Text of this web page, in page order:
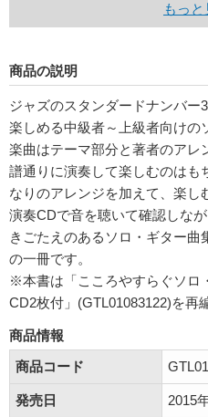
もっと
商品の説明
ジャズのスタンダードナンバー
楽しめる中級者～上級者向けの
楽曲はテーマ部分と著者のアレ
譜通りに演奏して楽しむのはも
なりのアレンジを加えて、楽
演奏CDで音を聴いて確認しな
きごたえのあるソロ・ギター曲
の一冊です。
※本書は「こころやすらぐソロ
CD2枚付」(GTL01083122)を再
商品情報
商品コード
発売日 2015